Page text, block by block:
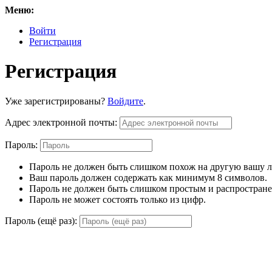
Меню:
Войти
Регистрация
Регистрация
Уже зарегистрированы? Войдите.
Адрес электронной почты:
Пароль:
Пароль не должен быть слишком похож на другую
Ваш пароль должен содержать как минимум 8 символов.
Пароль не должен быть слишком простым и
Пароль не может состоять только из цифр.
Пароль (ещё раз):